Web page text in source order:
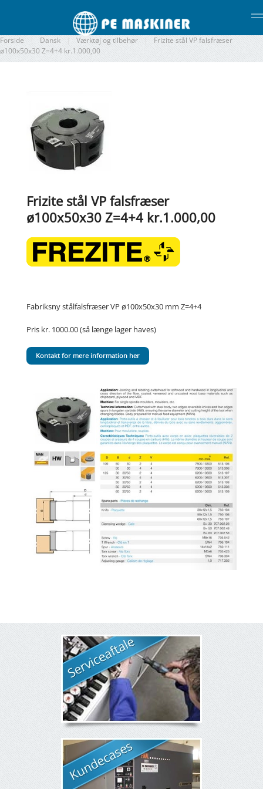
Gå til hovedindhold
Forside Dansk Værktøj og tilbehør
Frizite stål VP falsfræser
ø100x50x30 Z=4+4 kr.1.000,00
Frizite stål VP falsfræser
ø100x50x30 Z=4+4 kr.1.000,00
Fabriksny stålfalsfræser VP ø100x50x30 mm Z=4+4
Pris kr. 1000.00 (så længe lager haves)
Kontakt for mere information her